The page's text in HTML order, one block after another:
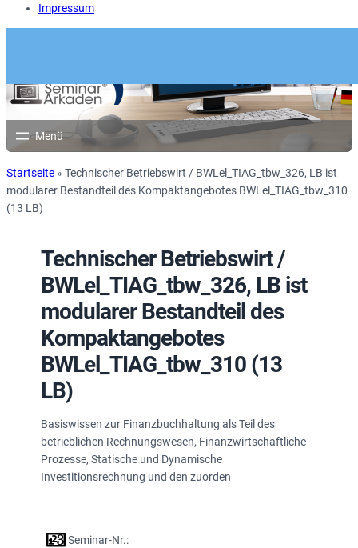
Impressum
Startseite » Technischer Betriebswirt / BWLel_TIAG_tbw_326, LB ist
modularer Bestandteil des Kompaktangebotes BWLel_TIAG_tbw_310
(13 LB)
Technischer Betriebswirt /
BWLel_TIAG_tbw_326, LB ist
modularer Bestandteil des
Kompaktangebotes
BWLel_TIAG_tbw_310 (13
LB)
Basiswissen zur Finanzbuchhaltung als Teil des
betrieblichen Rechnungswesen, Finanzwirtschaftliche
Prozesse, Statische und Dynamische
Investitionsrechnung und den zuorden
Seminar-Nr.: